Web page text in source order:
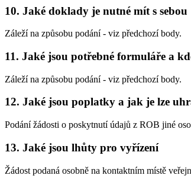
10. Jaké doklady je nutné mít s sebou
Záleží na způsobu podání - viz předchozí body.
11. Jaké jsou potřebné formuláře a
Záleží na způsobu podání - viz předchozí body.
12. Jaké jsou poplatky a jak je lze
Podání žádosti o poskytnutí údajů z ROB jiné
13. Jaké jsou lhůty pro vyřízení
Žádost podaná osobně na kontaktním místě